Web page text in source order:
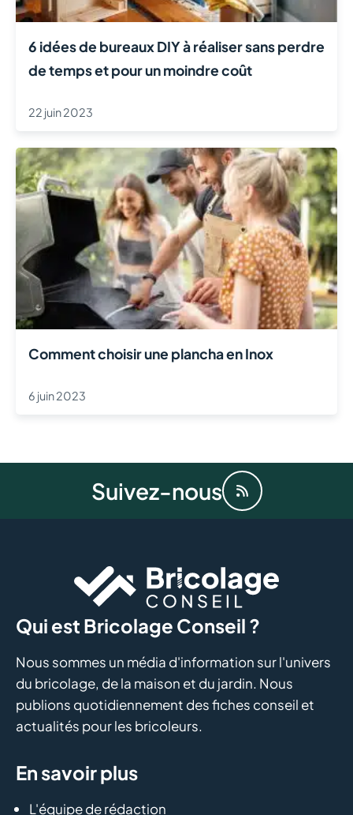
6 idées de bureaux DIY à réaliser sans perdre
de temps et pour un moindre coût
22 juin 2023
Comment choisir une plancha en Inox
6 juin 2023
Suivez-nous
Qui est Bricolage Conseil ?
Nous sommes un média d'information sur l'univers
du bricolage, de la maison et du jardin. Nous
publions quotidiennement des fiches conseil et
actualités pour les bricoleurs.
En savoir plus
L'équipe de rédaction